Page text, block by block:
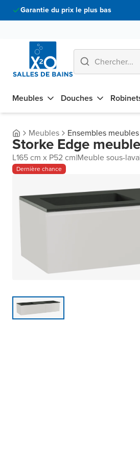
Garantie du prix le plus bas
Meubles Douches
Meubles Ensembles
Storke Edge
L165 cm x P52 cm|Meuble sous-
Dernière chance